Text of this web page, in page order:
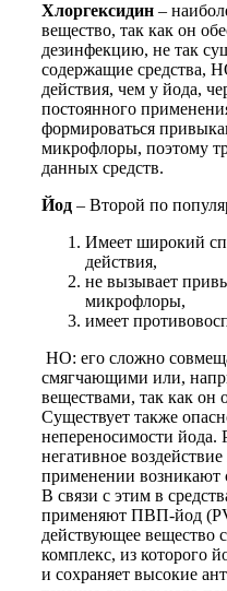
Хлоргексидин –
вещество, так как он
дезинфекцию, не так
содержащие средства,
действия, чем у йода,
постоянного
формироваться
микрофлоры, поэтому
данных средств.
Йод – Второй по
Имеет широкий
действия,
не вызывает
микрофлоры,
имеет
НО: его сложно
смягчающими или,
веществами, так как он
Существует также
непереносимости йода.
негативное
применении возникают
В связи с этим в
применяют ПВП-йод
действующее вещество
комплекс, из которого
и сохраняет высокие